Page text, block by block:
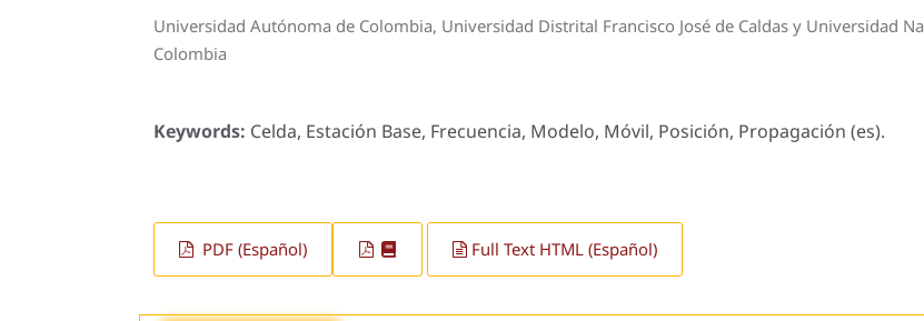
Universidad Autónoma de Colombia, Universidad Distrital Francisco José de Caldas y Universidad
Colombia
Keywords: Celda, Estación Base, Frecuencia, Modelo, Móvil, Posición, Propagación (es).
PDF (Español) Full Text HTML (Español)